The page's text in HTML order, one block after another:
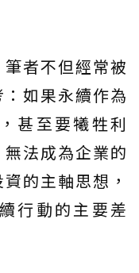
者不但經常被
如果永續作為
甚至要犧牲利
法成為企業的
的主軸思想，
行動的主要差